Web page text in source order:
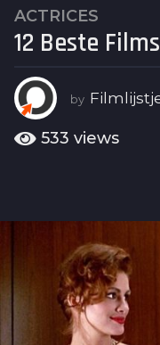
1
0
a
a
a
ACTRICES
12 Beste
by
533 views